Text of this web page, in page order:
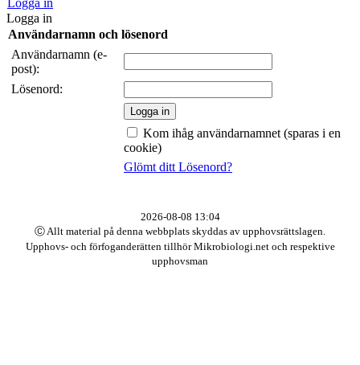
Logga in
Användarnamn och lösenord
Användarnamn (e-
post):
Lösenord:
Kom ihåg användarnamnet (sparas i en
cookie)
Glömt ditt Lösenord?
2026-08-08 13:04
Ⓒ Allt material på denna webbplats skyddas av upphovsrättslagen.
Upphovs- och förfoganderätten tillhör Mikrobiologi.net och respektive
upphovsman